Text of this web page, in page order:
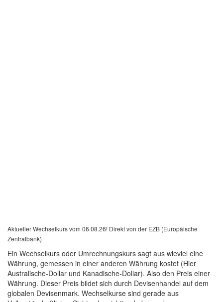
Aktueller Wechselkurs vom 06.08.26! Direkt von der EZB (Europäische
Zentralbank)
Ein Wechselkurs oder Umrechnungskurs sagt aus wieviel eine
Währung, gemessen in einer anderen Währung kostet (Hier
Australische-Dollar und Kanadische-Dollar). Also den Preis einer
Währung. Dieser Preis bildet sich durch Devisenhandel auf dem
globalen Devisenmark. Wechselkurse sind gerade aus